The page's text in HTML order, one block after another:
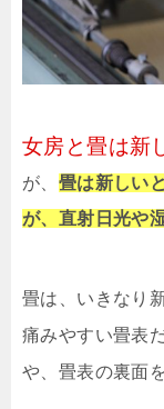
女房と畳は新
が、 畳は新しい
が、直射日光や
畳は、いきなり
痛みやすい畳表
や、畳表の裏面